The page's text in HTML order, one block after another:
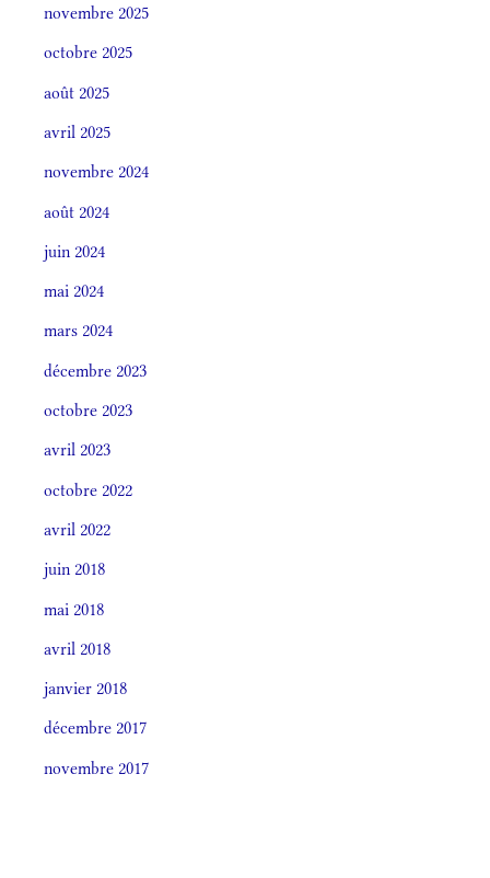
novembre 2025
octobre 2025
août 2025
avril 2025
novembre 2024
août 2024
juin 2024
mai 2024
mars 2024
décembre 2023
octobre 2023
avril 2023
octobre 2022
avril 2022
juin 2018
mai 2018
avril 2018
janvier 2018
décembre 2017
novembre 2017